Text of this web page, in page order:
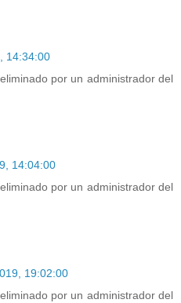
14:34:00
por un administrador del
14:04:00
por un administrador del
19:02:00
por un administrador del